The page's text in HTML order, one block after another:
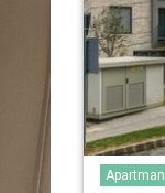
Apartman